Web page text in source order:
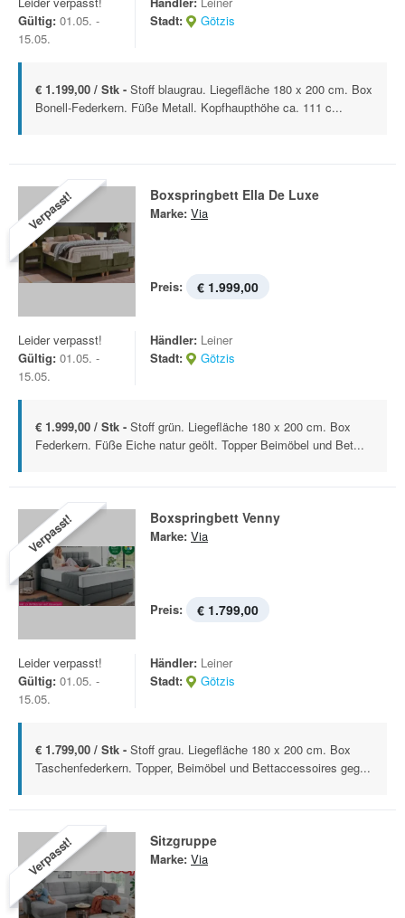
Gültig: 01.05. -
15.05.
Stadt:
Götzis
€ 1.199,00 / Stk - Stoff blaugrau. Liegefläche 180 x 200 cm. Box
Bonell-Federkern. Füße Metall. Kopfhaupthöhe ca. 111 c...
Verpasst! Boxspringbett Ella De Luxe
Marke: Via
Preis: € 1.999,00
Leider verpasst!
Gültig: 01.05. -
15.05.
Händler: Leiner
Stadt:
Götzis
€ 1.999,00 / Stk - Stoff grün. Liegefläche 180 x 200 cm. Box
Federkern. Füße Eiche natur geölt. Topper Beimöbel und Bet...
Verpasst! Boxspringbett Venny
Marke: Via
Preis: € 1.799,00
Leider verpasst!
Gültig: 01.05. -
15.05.
Händler: Leiner
Stadt:
Götzis
€ 1.799,00 / Stk - Stoff grau. Liegefläche 180 x 200 cm. Box
Taschenfederkern. Topper, Beimöbel und Bettaccessoires geg...
Verpasst! Sitzgruppe
Marke: Via